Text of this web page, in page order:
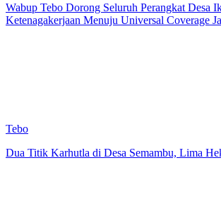
Wabup Tebo Dorong Seluruh Perangkat Desa
Ketenagakerjaan Menuju Universal Coverage
Tebo
Dua Titik Karhutla di Desa Semambu, Lima